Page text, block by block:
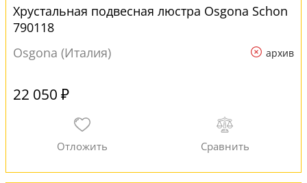
Хрустальная подвесная люстра Osgona Schon
790118
Osgona (Италия)
архив
22 050 ₽